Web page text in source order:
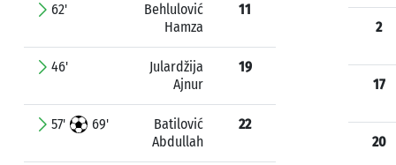
62'
Behlulović
Hamza
11
46'
Julardžija
Ajnur
19
57' 69'
Batilović
Abdullah
22
2
17
20